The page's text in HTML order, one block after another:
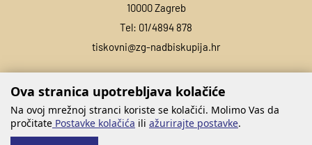
10000 Zagreb
Tel: 01/4894 878
tiskovni@zg-nadbiskupija.hr
Ova stranica upotrebljava kolačiće
Na ovoj mrežnoj stranci koriste se kolačići. Molimo Vas da
pročitate Postavke kolačića ili ažurirajte postavke.